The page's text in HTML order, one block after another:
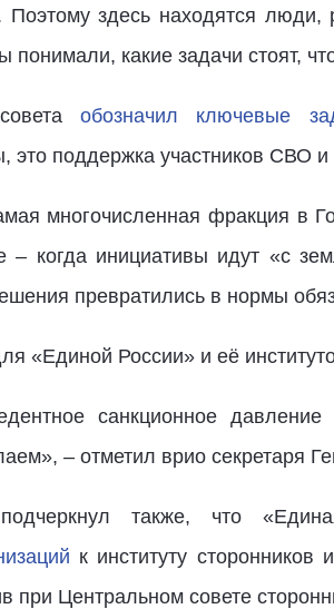
Поэтому здесь находятся
понимали, какие задачи стоят,
обозначил ключевые
это поддержка участников СВО
многочисленная фракция в
– когда инициативы идут «с
превратились в нормы
«Единой России» и её
санкционное
– отметил врио секретаря
также, что
к институту
при Центральном совете